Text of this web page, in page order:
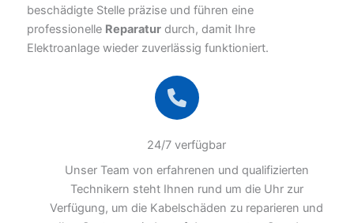
beschädigte Stelle präzise und führen eine
professionelle Reparatur durch, damit Ihre
Elektroanlage wieder zuverlässig funktioniert.
24/7 verfügbar
Unser Team von erfahrenen und qualifizierten
Technikern steht Ihnen rund um die Uhr zur
Verfügung, um die Kabelschäden zu reparieren und